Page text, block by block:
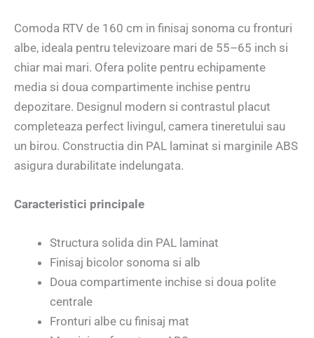
Comoda RTV de 160 cm in finisaj sonoma cu fronturi
albe, ideala pentru televizoare mari de 55–65 inch si
chiar mai mari. Ofera polite pentru echipamente
media si doua compartimente inchise pentru
depozitare. Designul modern si contrastul placut
completeaza perfect livingul, camera tineretului sau
un birou. Constructia din PAL laminat si marginile ABS
asigura durabilitate indelungata.
Caracteristici principale
Structura solida din PAL laminat
Finisaj bicolor sonoma si alb
Doua compartimente inchise si doua polite
centrale
Fronturi albe cu finisaj mat